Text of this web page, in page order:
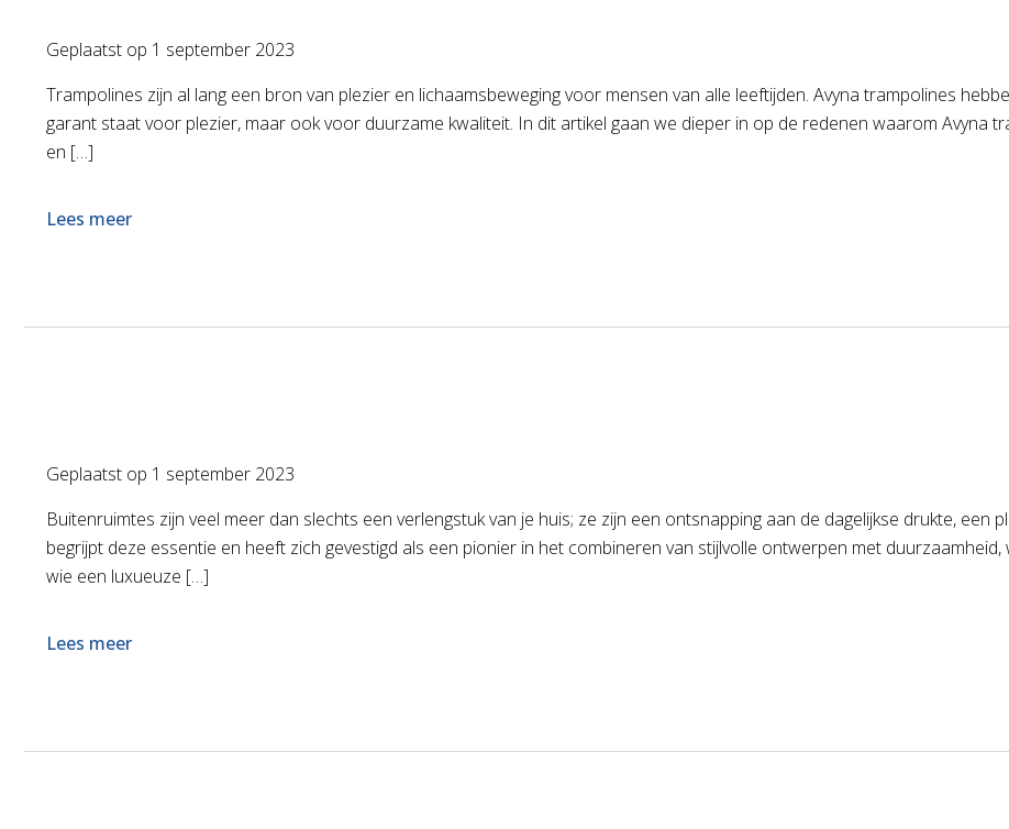
Geplaatst op 1 september 2023
Trampolines zijn al lang een bron van plezier en lichaamsbeweging voor mensen van alle leeftijden. Avyna trampolines
garant staat voor plezier, maar ook voor duurzame kwaliteit. In dit artikel gaan we dieper in op de redenen waarom Avyna
en […]
Lees meer
Geplaatst op 1 september 2023
Buitenruimtes zijn veel meer dan slechts een verlengstuk van je huis; ze zijn een ontsnapping aan de dagelijkse drukte, een
begrijpt deze essentie en heeft zich gevestigd als een pionier in het combineren van stijlvolle ontwerpen met
wie een luxueuze […]
Lees meer